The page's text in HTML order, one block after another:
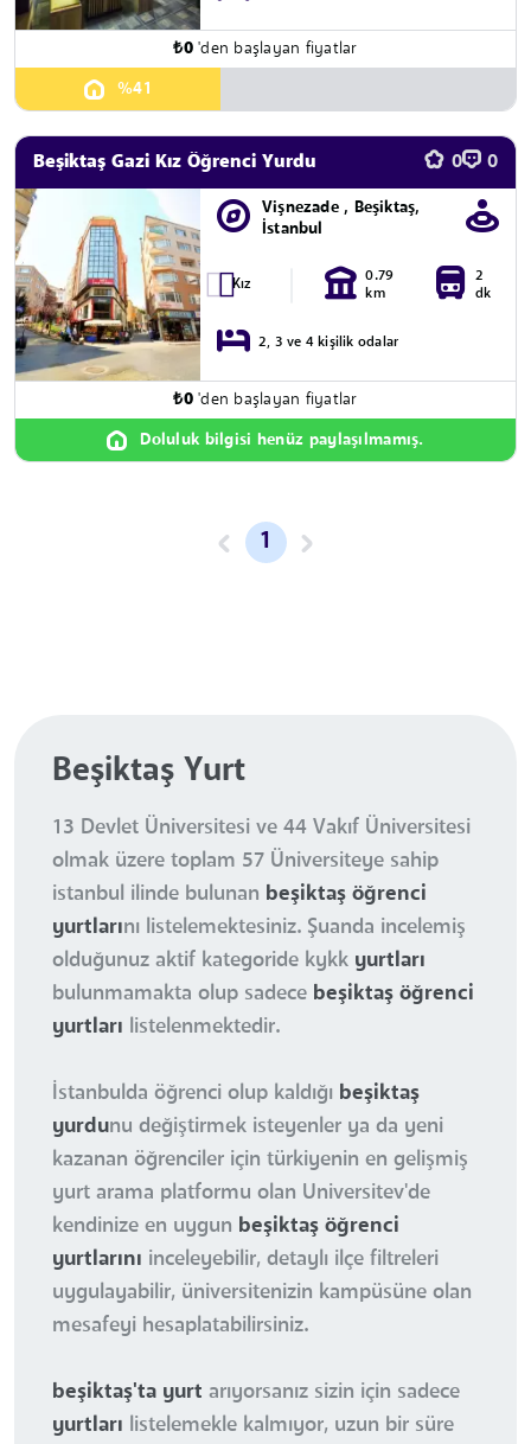
₺0'den başlayan fiyatlar
%41
Beşiktaş Gazi Kız Öğrenci Yurdu 0 0
Vişnezade , Beşiktaş,
İstanbul
Kız
0.79
km
2
dk
2, 3 ve 4 kişilik odalar
₺0'den başlayan fiyatlar
Doluluk bilgisi henüz paylaşılmamış.
1
Beşiktaş Yurt
13 Devlet Üniversitesi ve 44 Vakıf Üniversitesi
olmak üzere toplam 57 Üniversiteye sahip
istanbul ilinde bulunan beşiktaş öğrenci
yurtlarını listelemektesiniz. Şuanda incelemiş
olduğunuz aktif kategoride kykk yurtları
bulunmamakta olup sadece beşiktaş öğrenci
yurtları listelenmektedir.
İstanbulda öğrenci olup kaldığı beşiktaş
yurdunu değiştirmek isteyenler ya da yeni
kazanan öğrenciler için türkiyenin en gelişmiş
yurt arama platformu olan Universitev'de
kendinize en uygun beşiktaş öğrenci
yurtlarını inceleyebilir, detaylı ilçe filtreleri
uygulayabilir, üniversitenizin kampüsüne olan
mesafeyi hesaplatabilirsiniz.
beşiktaş'ta yurt arıyorsanız sizin için sadece
yurtları
listelemekle kalmıyor, uzun bir süre